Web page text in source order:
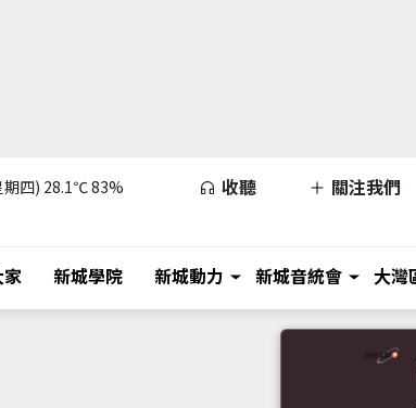
四) 28.1℃83% 收聽 關注我們
新城學院 新城動力 新城音統會 大灣